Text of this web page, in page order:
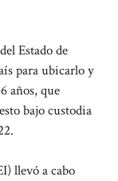
Estado de
para ubicarlo y
años, que
bajo custodia
llevó a cabo